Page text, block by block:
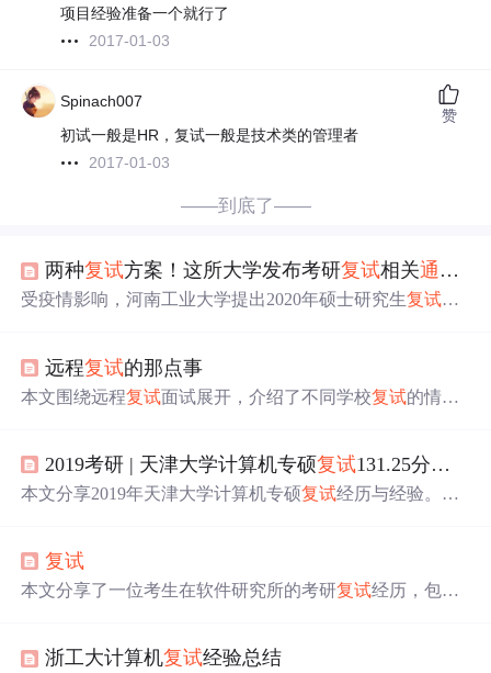
项目经验准备一个就行了
2017-01-03
Spinach007
初试一般是HR，复试一般是技术类的管理者
2017-01-03
赞
——到底了——
两种复试方案！这所大学发布考研复试相关通知
受疫情影响，河南工业大学提出2020年硕士研究生复试预
案考虑了公平性和技术实现。
远程复试的那点事
本文围绕远程复试面试展开，介绍了不同学校复试的情
我介绍等，同时给出各环节准备建议，如机试重点、面试
技巧等，以及复试注意要点。
2019考研 | 天津大学计算机专硕复试131.25分考研经历与经验总结（
本文分享2019年天津大学计算机专硕复试经历与经验。介
历，如笔试科目非常规，机试OJ故障，面试分英文与专业
问答，老师较关注论文。
复试
本文分享了一位考生在软件研究所的考研复试经历，包括
浙工大计算机复试经验总结